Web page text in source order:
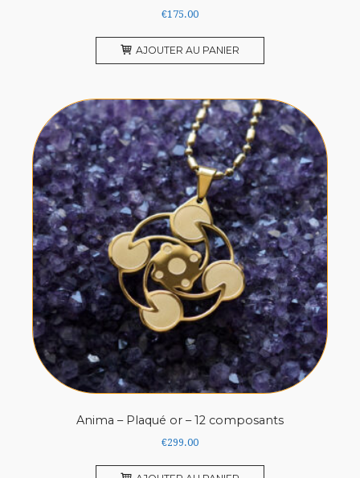
€175.00
AJOUTER AU PANIER
Anima – Plaqué or – 12 composants
€299.00